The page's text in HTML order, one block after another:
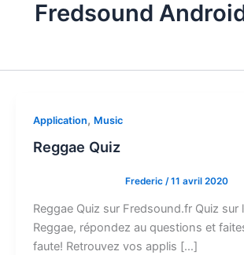
Fredsound
Application, Music
Reggae Quiz
Frederic /11 avril 2020
Reggae Quiz sur Fredsound.fr Quiz sur
Reggae, répondez au questions et
faute! Retrouvez vos applis […]